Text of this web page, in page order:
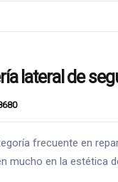
lateral de
frecuente en
en la estética